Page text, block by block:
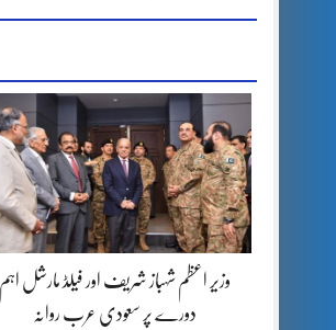
وزیر اعظم شہباز شریف اور فیلڈ مارشل اہم
دورے پر سعودی عرب روانہ